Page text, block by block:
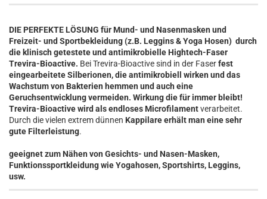
DIE PERFEKTE LÖSUNG für Mund- und Nasenmasken und
Freizeit- und Sportbekleidung (z.B. Leggins & Yoga Hosen) durch
die klinisch getestete und antimikrobielle Hightech-Faser
Trevira-Bioactive. Bei Trevira-Bioactive sind in der Faserfest
eingearbeitete Silberionen, die antimikrobiell wirken und das
Wachstum von Bakterien hemmen und auch eine
Geruchsentwicklung vermeiden. Wirkung die für immer bleibt!
Trevira-Bioactive wird als endloses Microfilamentverarbeitet.
Durch die vielen extrem dünnen Kappilare erhält man eine sehr
gute Filterleistung.
geeignet zum Nähen von Gesichts- und Nasen-Masken,
Funktionssportkleidung wie Yogahosen, Sportshirts, Leggins,
usw.